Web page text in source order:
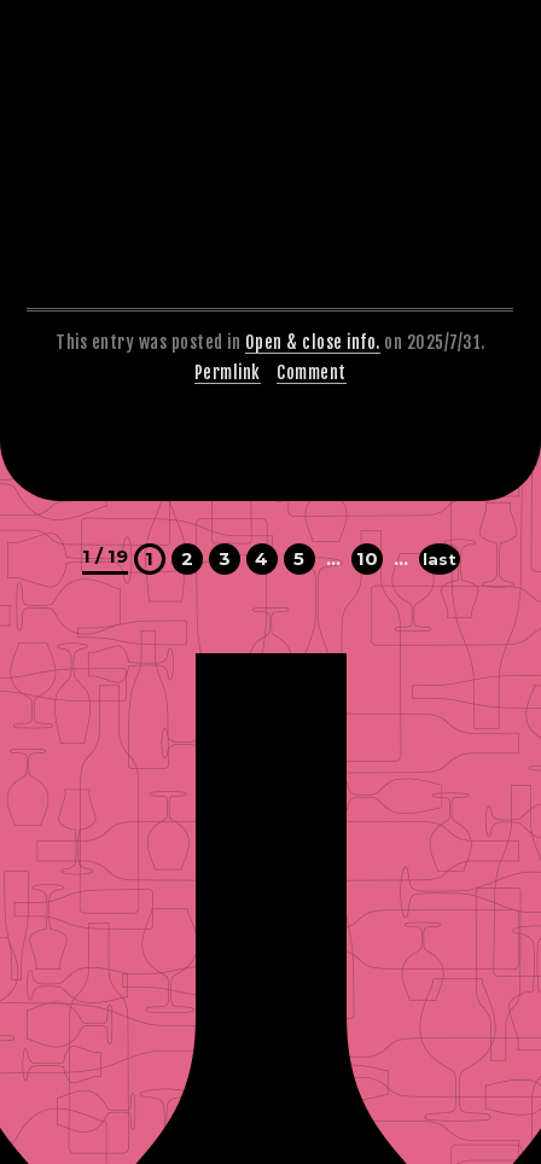
This entry was posted in Open & close info. on 2025/7/31.
Permlink
Comment
1 / 19 1 2 3 4 5 ... 10 ... last